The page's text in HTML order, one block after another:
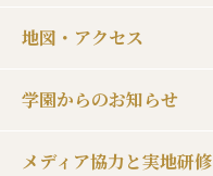
地図・アクセス
学園からのお知らせ
メディア協力と実地研修